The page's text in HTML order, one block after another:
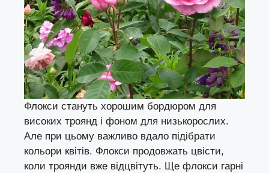
Флокси стануть хорошим бордюром для
високих троянд і фоном для низькорослих.
Але при цьому важливо вдало підібрати
кольори квітів. Флокси продовжать цвісти,
коли троянди вже відцвітуть. Ще флокси гарні